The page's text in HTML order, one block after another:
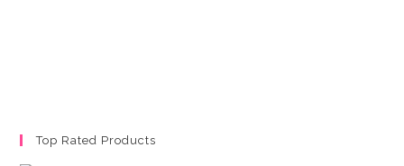
Top Rated Products